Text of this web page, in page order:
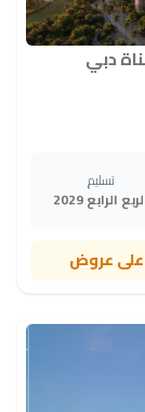
دبي
تسليم
الرابع 2029
عروض